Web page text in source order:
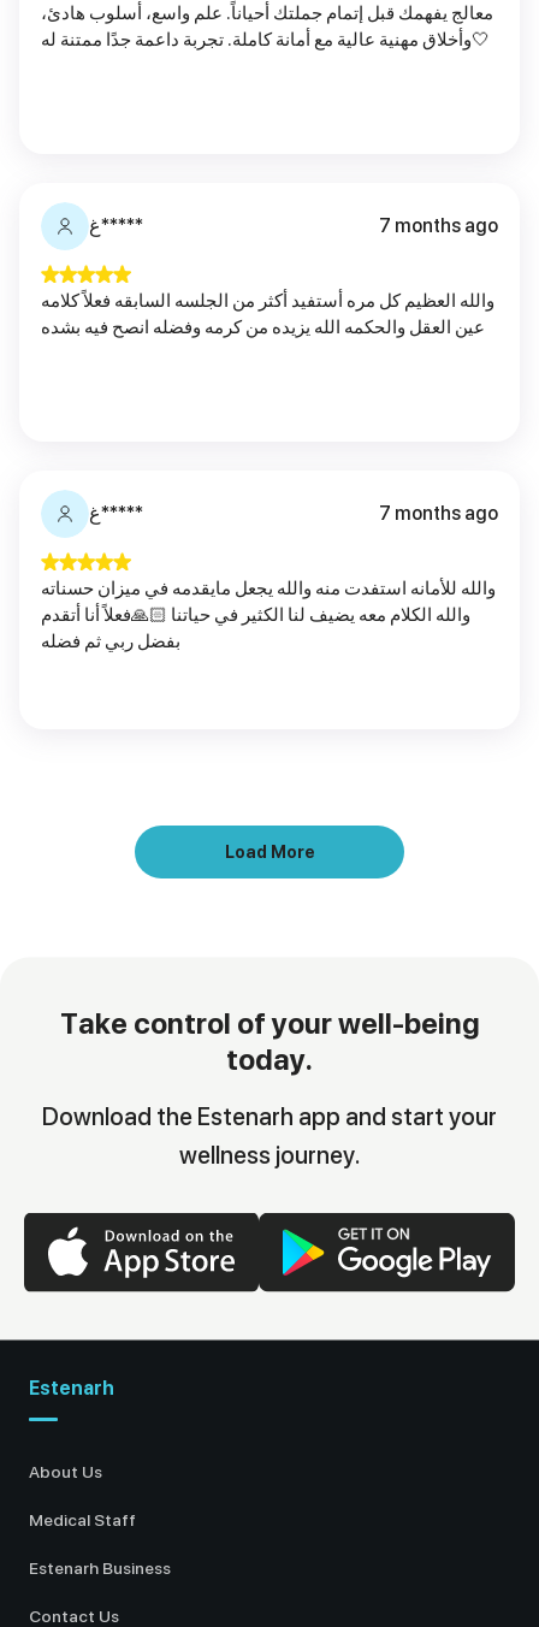
معالج يفهمك قبل إتمام جملتك أحياناً. علم واسع، أسلوب هادئ،
وأخلاق مهنية عالية مع أمانة كاملة. تجربة داعمة جدًا ممتنة له🤍
غ***** 7 months ago
والله العظيم كل مره أستفيد أكثر من الجلسه السابقه فعلاً كلامه
عين العقل والحكمه الله يزيده من كرمه وفضله انصح فيه بشده
غ***** 7 months ago
والله للأمانه استفدت منه والله يجعل مايقدمه في ميزان حسناته
والله الكلام معه يضيف لنا الكثير في حياتنا 🙏🏻فعلاً أنا أتقدم
بفضل ربي ثم فضله
Load More
Take control of your well-being
today.
Download the Estenarh app and start your
wellness journey.
Estenarh
About Us
Medical Staff
Estenarh Business
Contact Us